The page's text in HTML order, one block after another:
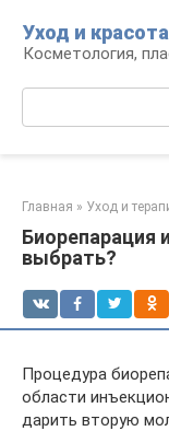
контенту
Уход и красота
Косметология,
Главная » Уход и
Биорепарация
выбрать?
Процедура
области
дарить вторую